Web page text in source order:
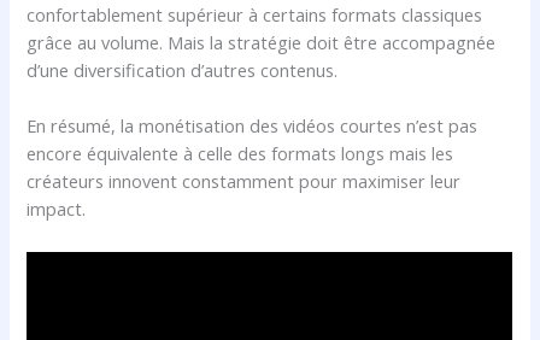
confortablement supérieur à certains formats classiques
grâce au volume. Mais la stratégie doit être accompagnée
d’une diversification d’autres contenus.
En résumé, la monétisation des vidéos courtes n’est pas
encore équivalente à celle des formats longs mais les
créateurs innovent constamment pour maximiser leur
impact.